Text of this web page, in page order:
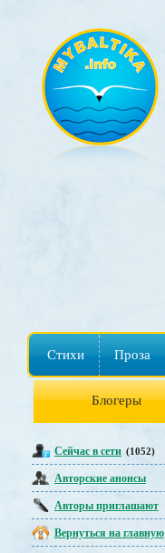
Стихи Проза
Блогеры
Сейчас в сети (1052)
Авторские анонсы
Авторы приглашают
Вернуться на главную